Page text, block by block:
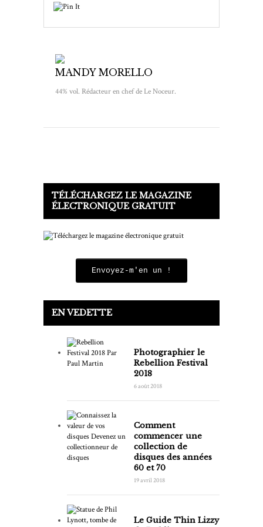
MANDY MORELLO
44% vol. Rédacteur en chef de Le Noceur.
TÉLÉCHARGEZ LE MAGAZINE
ÉLECTRONIQUE GRATUIT
Envoyez-m'en un !
EN VEDETTE
Photographier le
Rebellion Festival
2018
6 août 2018
Comment
commencer une
collection de
disques des années
60 et 70
19 avril 2018
Le Guide Thin Lizzy